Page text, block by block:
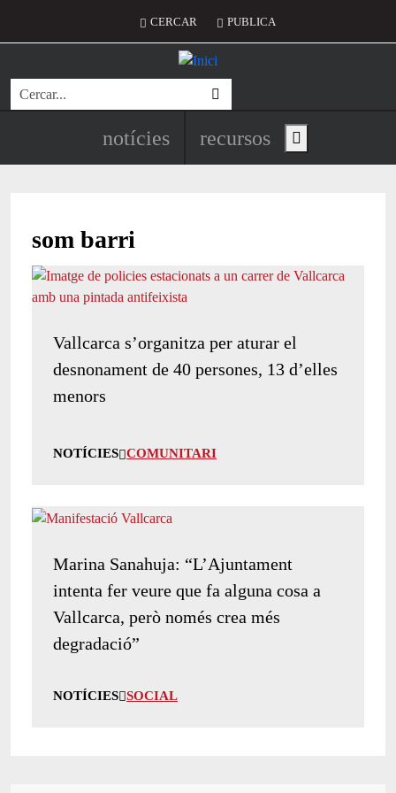
Menú del compte d'usuari
CERCAR PUBLICA
Cerca
Navegació principal de
notícies recursos Show main menu
som barri
Vallcarca s’organitza per aturar el
desnonament de 40 persones, 13 d’elles
menors
NOTÍCIES COMUNITARI
Marina Sanahuja: “L’Ajuntament
intenta fer veure que fa alguna cosa a
Vallcarca, però només crea més
degradació”
NOTÍCIES SOCIAL